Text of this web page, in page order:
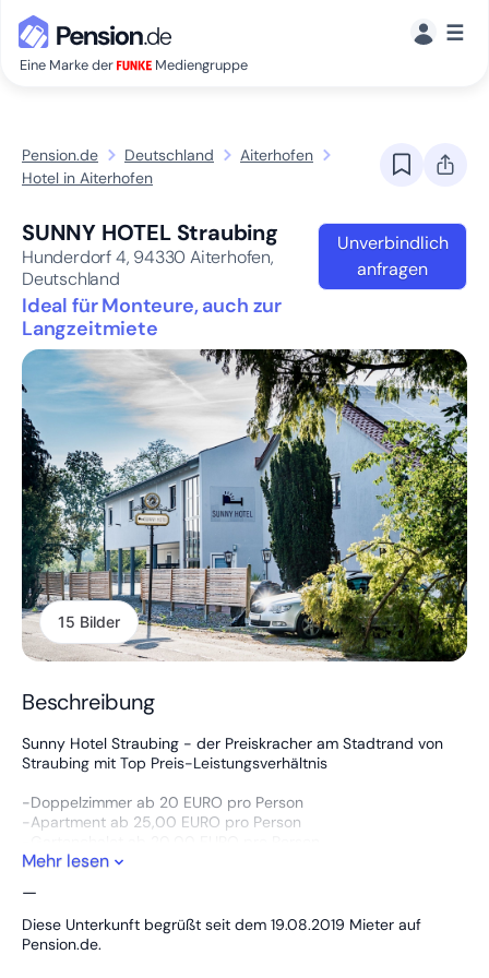
Eine Marke der Mediengruppe
☰
Pension.de Deutschland
Aiterhofen
Hotel in Aiterhofen
SUNNY HOTEL Straubing
Hunderdorf 4, 94330Aiterhofen,
Deutschland
Ideal für Monteure, auch zur
Langzeitmiete
Unverbindlich
anfragen
15 Bilder
Beschreibung
Sunny Hotel Straubing - der Preiskracher am Stadtrand von
Straubing mit Top Preis-Leistungsverhältnis
-Doppelzimmer ab 20 EURO pro Person
-Apartment ab 25,00 EURO pro Person
-Alle Zimmer mit getrennten Komfort-Boxspringbetten
-24h Erreichbarkeit
-WLAN kostenlos
-Großer Parkplatz videoüberwacht und kostenlos
Mehr lesen
—
Diese Unterkunft begrüßt seit dem 19.08.2019 Mieter auf
Pension.de.